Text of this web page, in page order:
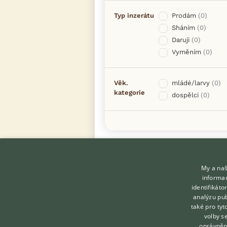
Typ inzerátu Prodám (0)
Sháním (0)
Daruji (0)
Vyměním (0)
Věk.
kategorie
mládé/larvy (0)
dospělci (0)
KONTAKT DO REDAKCE
My a
analýzu
také pro
volby